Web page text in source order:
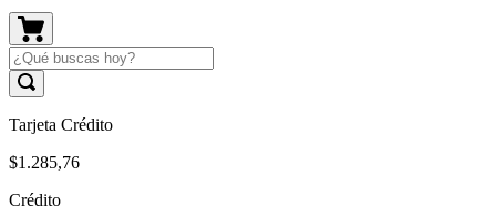
Tarjeta Crédito
$1 .285,76
Crédito